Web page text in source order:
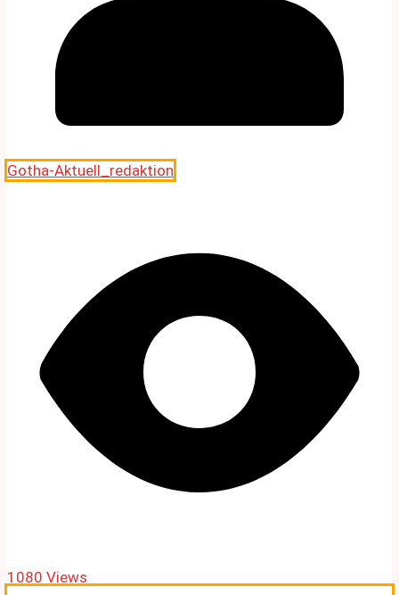
Gotha-Aktuell_redaktion
1080 Views